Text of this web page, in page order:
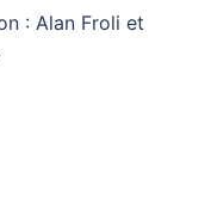
: Alan Froli et